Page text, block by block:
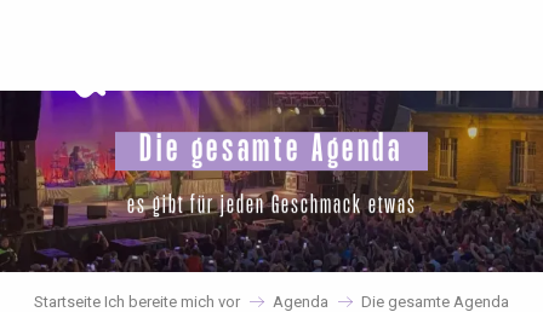
principal
Die gesamte Agenda
es gibt für jeden Geschmack etwas
Startseite Ich bereite mich vor Agenda
Die gesamte Agenda